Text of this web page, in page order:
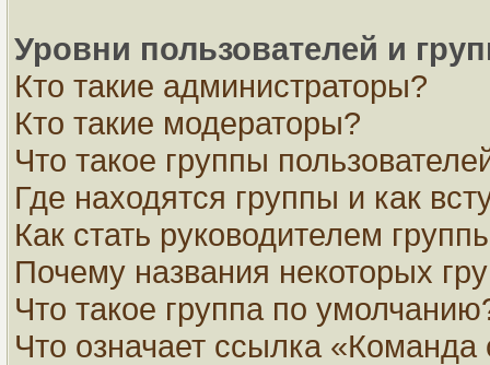
Уровни пользователей и
Кто такие администраторы?
Кто такие модераторы?
Что такое группы
Где находятся группы и как
Как стать руководителем
Почему названия некоторых
Что такое группа по
Что означает ссылка «Команда